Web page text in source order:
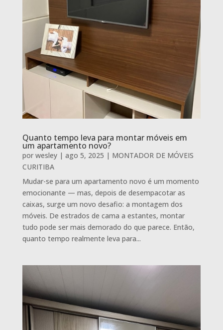
Quanto tempo leva para montar móveis em
um apartamento novo?
por wesley| ago 5, 2025 | MONTADOR DE MÓVEIS
CURITIBA
Mudar-se para um apartamento novo é um momento
emocionante — mas, depois de desempacotar as
caixas, surge um novo desafio: a montagem dos
móveis. De estrados de cama a estantes, montar
tudo pode ser mais demorado do que parece. Então,
quanto tempo realmente leva para...